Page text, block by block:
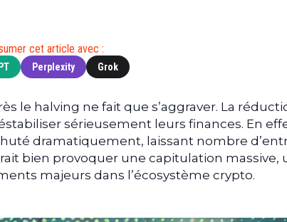
cet article avec :
Perplexity Grok
le halving ne fait que s’aggraver. La
sérieusement leurs finances. En
dramatiquement, laissant nombre
bien provoquer une capitulation massive,
majeurs dans l’écosystème crypto.